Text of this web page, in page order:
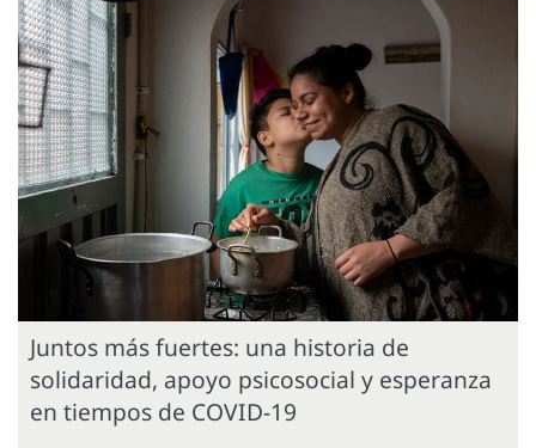
Juntos más fuertes: una historia de
solidaridad, apoyo psicosocial y esperanza
en tiempos de COVID-19